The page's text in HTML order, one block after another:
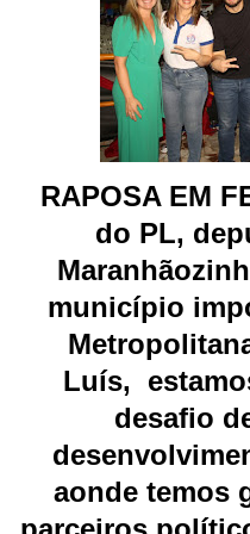
RAPOSA EM
do PL,
município
Luís,
desafio
aonde temos